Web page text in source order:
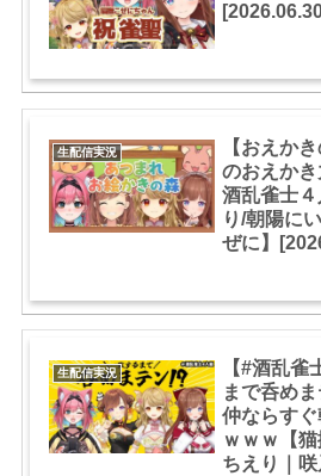
生配信実況
【おえか
のおえか
酒乱雀士４
り/朝陽に
ぜに】
生配信実況
【#酒乱雀
まで呑め
仲ならす
ｗｗｗ【
ちえり｜